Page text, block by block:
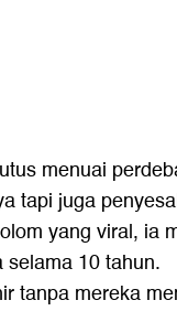
menuai
tapi juga
yang viral, ia
10 tahun.
tanpa mereka